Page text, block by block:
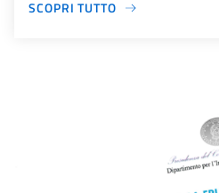
SCOPRI TUTTO